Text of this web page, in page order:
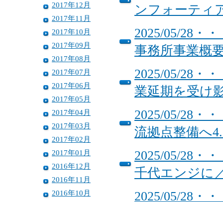
2017年12月
2017年11月
2017年10月
2017年09月
2017年08月
2017年07月
2017年06月
2017年05月
2017年04月
2017年03月
2017年02月
2017年01月
2016年12月
2016年11月
2016年10月
ンフォーティ
2025/05/28・
事務所事業概
2025/05/28・
業延期を受け
2025/05/28・
流拠点整備へ
2025/05/28・
千代エンジに
2025/05/28・